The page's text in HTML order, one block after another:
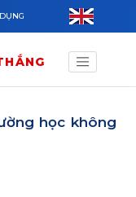
học không